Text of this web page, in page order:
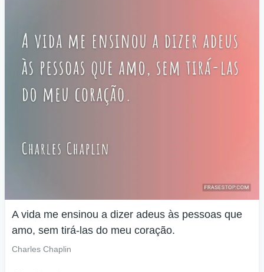
A vida me ensinou a dizer adeus às pessoas que
amo, sem tirá-las do meu coração.
Charles Chaplin